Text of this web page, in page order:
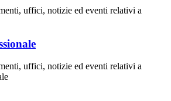
uffici, notizie ed eventi relativi a
uffici, notizie ed eventi relativi a